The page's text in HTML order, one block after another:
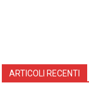
ARTICOLI RECENTI